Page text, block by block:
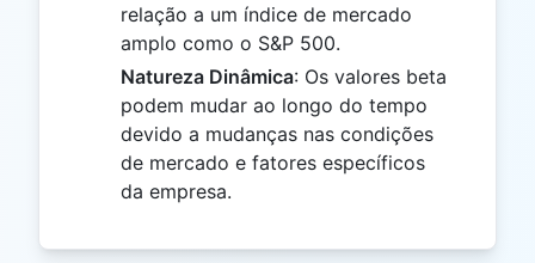
relação a um índice de mercado
amplo como o S&P 500.
Natureza Dinâmica: Os valores beta
podem mudar ao longo do tempo
devido a mudanças nas condições
de mercado e fatores específicos
da empresa.